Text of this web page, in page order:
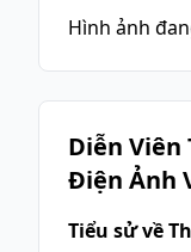
Hình ảnh
Diễn Viên
Điện Ảnh
Tiểu sử về